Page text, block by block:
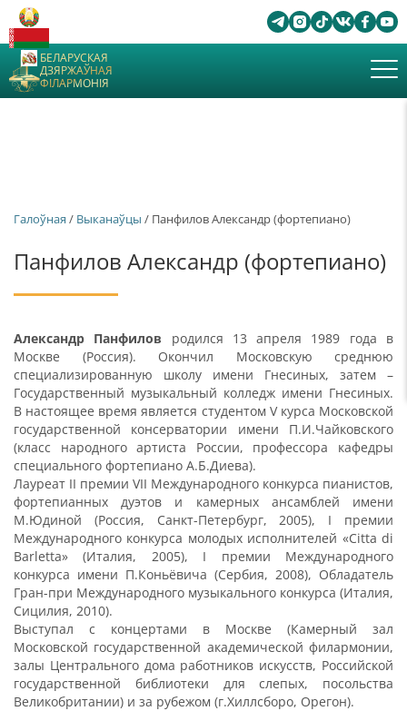
БЕЛАРУСКАЯ
ДЗЯРЖАЎНАЯ
ФІЛАРМОНІЯ
Галоўная / Выканаўцы / Панфилов Александр (фортепиано)
Панфилов Александр (фортепиано)
Александр Панфилов родился 13 апреля 1989 года в
Москве (Россия). Окончил Московскую среднюю
специализированную школу имени Гнесиных, затем –
Государственный музыкальный колледж имени Гнесиных.
В настоящее время является студентом V курса Московской
государственной консерватории имени П.И.Чайковского
(класс народного артиста России, профессора кафедры
специального фортепиано А.Б.Диева).
Лауреат II премии VII Международного конкурса пианистов,
фортепианных дуэтов и камерных ансамблей имени
М.Юдиной (Россия, Санкт-Петербург, 2005), I премии
Международного конкурса молодых исполнителей «Citta di
Barletta» (Италия, 2005), I премии Международного
конкурса имени П.Коньёвича (Сербия, 2008), Обладатель
Гран-при Международного музыкального конкурса (Италия,
Сицилия, 2010).
Выступал с концертами в Москве (Камерный зал
Московской государственной академической филармонии,
залы Центрального дома работников искусств, Российской
государственной библиотеки для слепых, посольства
Великобритании) и за рубежом (г.Хиллсборо, Орегон).